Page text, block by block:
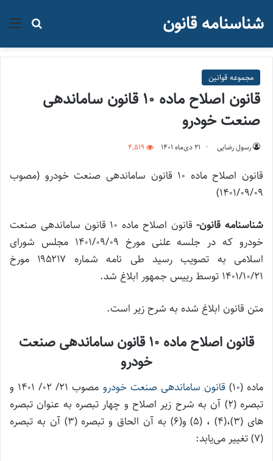
جستجو شناسنامه قانون
مجموعه قوانین
قانون اصلاح ماده ۱۰ قانون ساماندهی
صنعت خودرو
رسول رضایی ۲۱ دی‌ماه ۱۴۰۱ 4,519
قانون اصلاح ماده ۱۰ قانون ساماندهی صنعت خودرو (مصوب
۱۴۰۱/۰۹/۰۹)
شناسنامه قانون-
قانون اصلاح ماده ۱۰ قانون ساماندهی صنعت
خودرو که در جلسه علنی مورخ ۱۴۰۱/۰۹/۰۹ مجلس شورای
اسلامی به تصویب رسید طی نامه شماره ۱۹۵۲۱۷ مورخ
۱۴۰۱/۱۰/۲۱ توسط رییس جمهور ابلاغ شد.
متن قانون ابلاغ شده به شرح زیر است.
قانون اصلاح ماده ۱۰ قانون ساماندهی صنعت
خودرو
ماده (۱۰) قانون ساماندهی صنعت خودرو
مصوب ۲۱/ ۰۲/ ۱۴۰۱ و
تبصره (۲) آن به شرح زیر اصلاح و چهار تبصره به عنوان تبصره
های (۳)،(۴) ، (۵) و(۶) به آن الحاق و تبصره (۳) آن به تبصره
(۷) تغییر می‌یابد: